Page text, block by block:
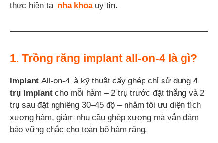
thực hiện tại nha khoauy tín.
1. Trồng răng implant all-on-4 là gì?
Implant All-on-4 là kỹ thuật cấy ghép chỉ sử dụng 4
trụ Implant cho mỗi hàm – 2 trụ trước đặt thẳng và 2
trụ sau đặt nghiêng 30–45 độ – nhằm tối ưu diện tích
xương hàm, giảm nhu cầu ghép xương mà vẫn đảm
bảo vững chắc cho toàn bộ hàm răng.